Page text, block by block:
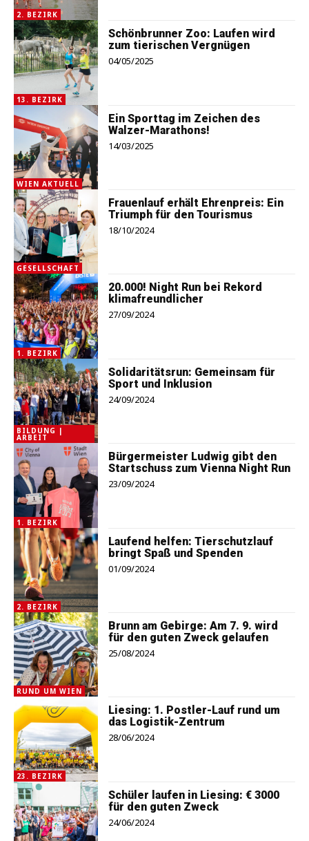
2. BEZIRK
13. BEZIRK
Schönbrunner Zoo: Laufen wird
zum tierischen Vergnügen
04/05/2025
WIEN AKTUELL
Ein Sporttag im Zeichen des
Walzer-Marathons!
14/03/2025
GESELLSCHAFT
Frauenlauf erhält Ehrenpreis: Ein
Triumph für den Tourismus
18/10/2024
1. BEZIRK
20.000! Night Run bei Rekord
klimafreundlicher
27/09/2024
BILDUNG |
ARBEIT
Solidaritätsrun: Gemeinsam für
Sport und Inklusion
24/09/2024
1. BEZIRK
Bürgermeister Ludwig gibt den
Startschuss zum Vienna Night Run
23/09/2024
2. BEZIRK
Laufend helfen: Tierschutzlauf
bringt Spaß und Spenden
01/09/2024
RUND UM WIEN
Brunn am Gebirge: Am 7. 9. wird
für den guten Zweck gelaufen
25/08/2024
23. BEZIRK
Liesing: 1. Postler-Lauf rund um
das Logistik-Zentrum
28/06/2024
Schüler laufen in Liesing: € 3000
für den guten Zweck
24/06/2024